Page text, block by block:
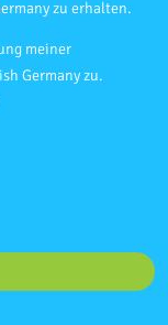
zu erhalten.
meiner
Germany zu.